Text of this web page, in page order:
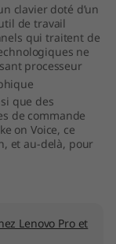
clavier doté d’un
de travail
qui traitent de
ne
processeur
que des
de commande
on Voice, ce
et au-delà, pour
Lenovo Pro et